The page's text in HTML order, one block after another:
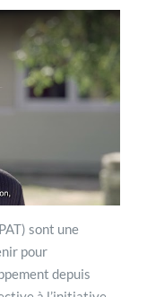
sont une
pour
depuis